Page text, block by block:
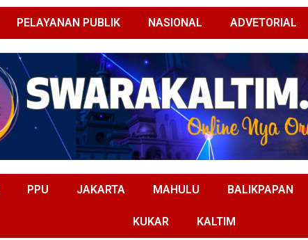
PELAYANAN PUBLIK NASIONAL ADVETORIAL
PPU JAKARTA MAHULU BALIKPAPAN
KUKAR KALTIM